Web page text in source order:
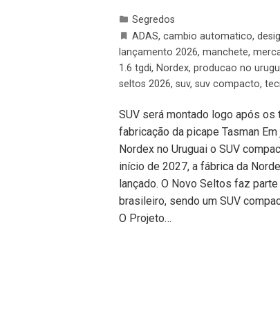
Segredos
ADAS, cambio automatico,
lançamento 2026, manchete,
1.6 tgdi, Nordex, producao no
seltos 2026, suv, suv compacto,
SUV será montado logo após os
fabricação da picape Tasman
Nordex no Uruguai o SUV
início de 2027, a fábrica da
lançado. O Novo Seltos faz
brasileiro, sendo um SUV
O Projeto…